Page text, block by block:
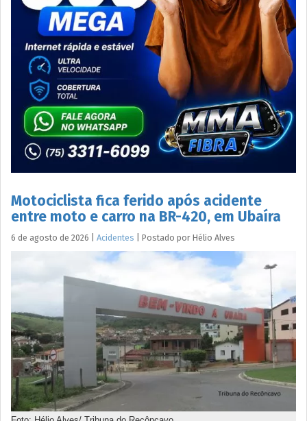
Motociclista fica ferido após acidente
entre moto e carro na BR-420, em Ubaíra
6 de agosto de 2026 Acidentes Postado por Hélio Alves